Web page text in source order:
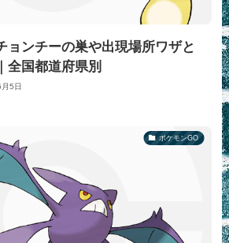
ョンチーの巣や出現場所ワザと
全国都道府県別
5日
ポケモンGO